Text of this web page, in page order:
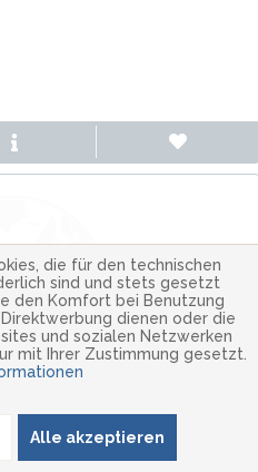
KC950 Series
die für den technischen
sind und stets gesetzt
den Komfort bei Benutzung
dienen oder die
und sozialen Netzwerken
mit Ihrer Zustimmung gesetzt.
Alle akzeptieren